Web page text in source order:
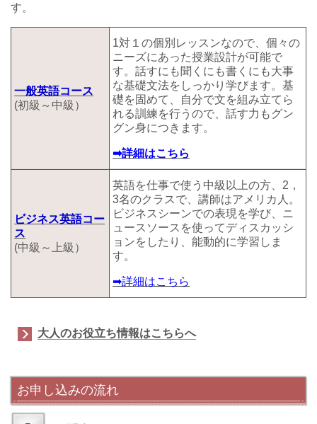
す。
一般英語コース
(初級～中級）
1対１の個別レッスンなので、個々の
ニーズにあった授業設計が可能で
す。話すにも聞くにも書くにも大事
な基礎文法をしっかり学びます。基
礎を固めて、自分で文を組み立てら
れる訓練を行うので、話す力もグン
グン身につきます。
➡詳細はこちら
ビジネス英語コー
ス
(中級～上級）
英語を仕事で使う中級以上の方、2，
3名のクラスで、講師はアメリカ人。
ビジネスシーンでの表現を学び、ニ
ュースソースを使ってディスカッシ
ョンをしたり、能動的に学習しま
す。
➡詳細はこちら
大人のお役立ち情報はこちらへ
お申し込みの流れ